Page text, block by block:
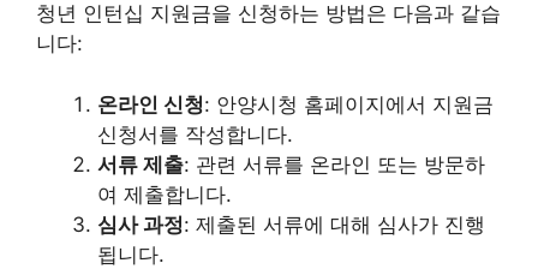
청년 인턴십 지원금을 신청하는 방법은 다음과 같습
니다:
온라인 신청: 안양시청 홈페이지에서 지원금
신청서를 작성합니다.
서류 제출: 관련 서류를 온라인 또는 방문하
여 제출합니다.
심사 과정: 제출된 서류에 대해 심사가 진행
됩니다.